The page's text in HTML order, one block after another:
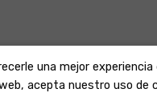
una mejor experiencia
acepta nuestro uso de